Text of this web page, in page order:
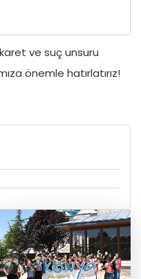
ve suç unsuru
önemle hatırlatırız!